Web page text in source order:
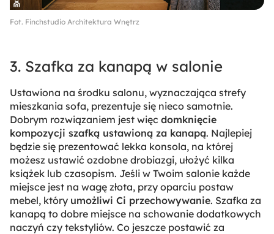
Fot. Finchstudio Architektura Wnętrz
3. Szafka za kanapą w salonie
Ustawiona na środku salonu, wyznaczająca strefy
mieszkania sofa, prezentuje się nieco samotnie.
Dobrym rozwiązaniem jest więc domknięcie
kompozycji szafką ustawioną za kanapą. Najlepiej
będzie się prezentować lekka konsola, na której
możesz ustawić ozdobne drobiazgi, ułożyć kilka
książek lub czasopism. Jeśli w Twoim salonie każde
miejsce jest na wagę złota, przy oparciu postaw
mebel, który umożliwi Ci przechowywanie. Szafka za
kanapą to dobre miejsce na schowanie dodatkowych
naczyń czy tekstyliów. Co jeszcze postawić za